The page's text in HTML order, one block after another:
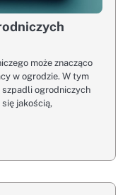
może znacząco
w ogrodzie. W tym
ogrodniczych
jakością,